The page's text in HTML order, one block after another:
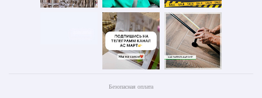
Безопасная оплата